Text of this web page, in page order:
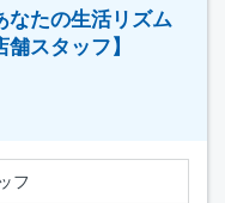
なたの生活リズム
スタッフ】
フ